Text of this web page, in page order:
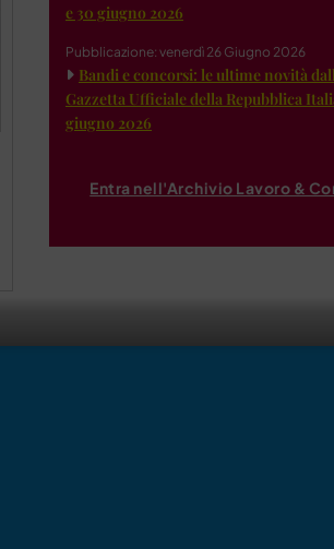
e 30 giugno 2026
Pubblicazione: venerdì 26 Giugno 2026
Bandi e concorsi: le ultime novità
Gazzetta Ufficiale della Repubblica
giugno 2026
Entra nell'Archivio Lavoro &